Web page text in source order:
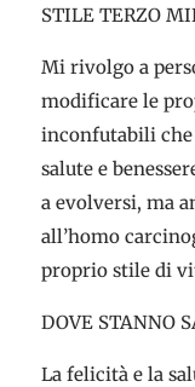
STILE TERZO
Mi rivolgo a
modificare le
inconfutabili che
salute e
a evolversi, ma
all’homo
proprio stile di
DOVE STANNO
La felicità e la